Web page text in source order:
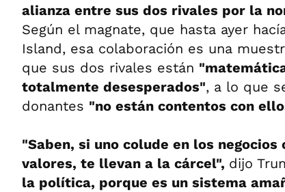
alianza entre sus dos rivales por la
Según el magnate, que hasta ayer
Island, esa colaboración es una
que sus dos rivales están
totalmente desesperados", a lo que
donantes "no están contentos con
"Saben, si uno colude en los negocios
valores, te llevan a la cárcel", dijo
la política, porque es un sistema